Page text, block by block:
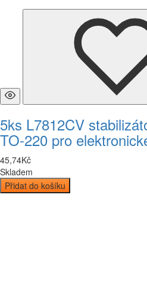
5ks L7812CV
TO-220 pro
45,74Kč
Skladem
Přidat do košíku